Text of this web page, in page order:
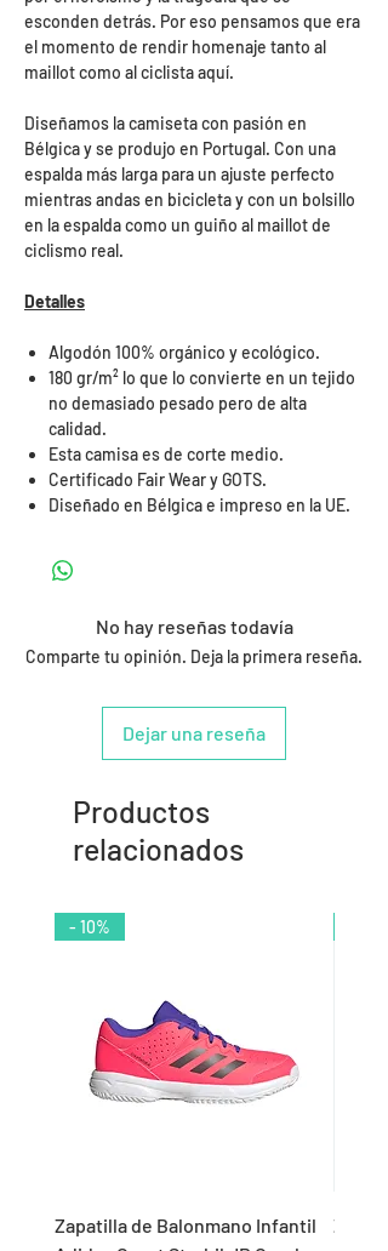
esconden detrás. Por eso pensamos que era
el momento de rendir homenaje tanto al
maillot como al ciclista aquí.
Diseñamos la camiseta con pasión en
Bélgica y se produjo en Portugal. Con una
espalda más larga para un ajuste perfecto
mientras andas en bicicleta y con un bolsillo
en la espalda como un guiño al maillot de
ciclismo real.
Detalles
Algodón 100% orgánico y ecológico.
180 gr/m² lo que lo convierte en un tejido
no demasiado pesado pero de alta
calidad.
Esta camisa es de corte medio.
Certificado Fair Wear y GOTS.
Diseñado en Bélgica e impreso en la UE.
No hay reseñas todavía
Comparte tu opinión. Deja la primera reseña.
Dejar una reseña
Productos
relacionados
- 10%
Zapatilla de Balonmano Infantil